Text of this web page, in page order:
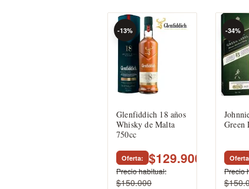
Glenfiddich 18 años
Whisky de Malta
750cc
Oferta $129.900
-13%
Precio habitual
$150.000
Green
Oferta
-34%
Precio